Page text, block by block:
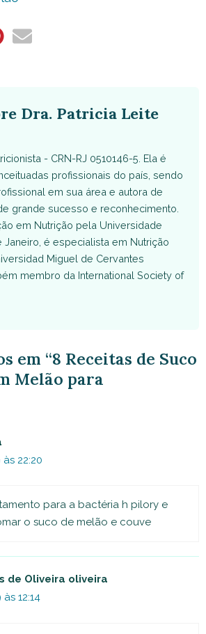
ShareShare
Dra. Patricia Leite
- CRN-RJ 0510146-5. Ela é
profissionais do país, sendo
em sua área e autora de
grande sucesso e reconhecimento.
em Nutrição pela Universidade
Janeiro, é especialista em Nutrição
Miguel de Cervantes
membro da International Society of
em “8 Receitas de Suco
Melão para
22:20
para a bactéria h pilory e
o suco de melão e couve
de Oliveira oliveira
12:14